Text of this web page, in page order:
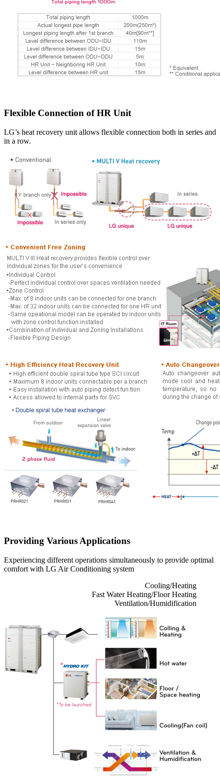
Flexible Connection of HR Unit
LG’s heat recovery unit allows flexible connection both in series and
in a row.
Providing Various Applications
Experiencing different operations simultaneously to provide optimal
comfort with LG Air Conditioning system
Cooling/Heating
Fast Water Heating/Floor Heating
Ventilation/Humidification